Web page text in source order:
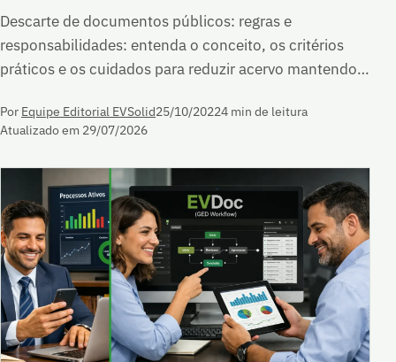
Descarte de documentos públicos: regras e
responsabilidades: entenda o conceito, os critérios
práticos e os cuidados para reduzir acervo mantendo…
Por Equipe Editorial EVSolid25/10/20224 min de leitura
Atualizado em 29/07/2026